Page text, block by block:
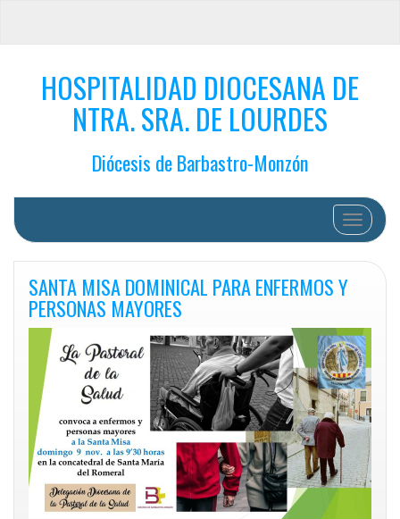
HOSPITALIDAD DIOCESANA DE
NTRA. SRA. DE LOURDES
Diócesis de Barbastro-Monzón
Cambiar
SANTA MISA DOMINICAL PARA ENFERMOS Y
PERSONAS MAYORES